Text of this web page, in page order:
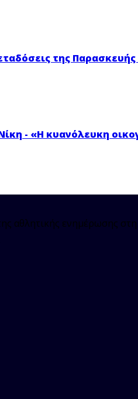
της Παρασκευής
- «Η κυανόλευκη
αθλητικής ενημέρωσης